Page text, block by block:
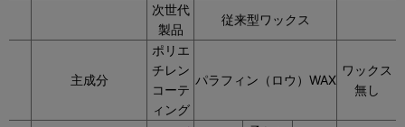
次世代
製品
従来型ワックス
主成分
ポリエ
チレン
コーテ
ィング
パラフィン（ロウ）WAX
ワックス
無し